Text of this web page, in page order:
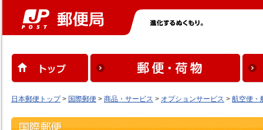
日本郵便トップ> 国際郵便 > 商品・サービス > オプションサービス > 航空便・